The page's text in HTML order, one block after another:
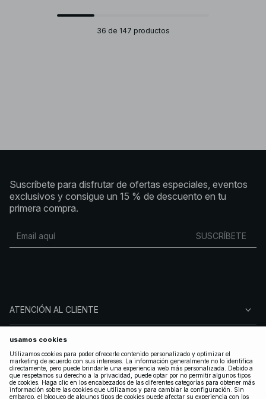
36 de 147 productos
Suscríbete para disfrutar de ofertas especiales, eventos
exclusivos y consigue un 15 % de descuento en tu
primera compra.
SUSCRÍBETE
ATENCIÓN AL CLIENTE
SOBRE NA-KD
SÍGUENOS